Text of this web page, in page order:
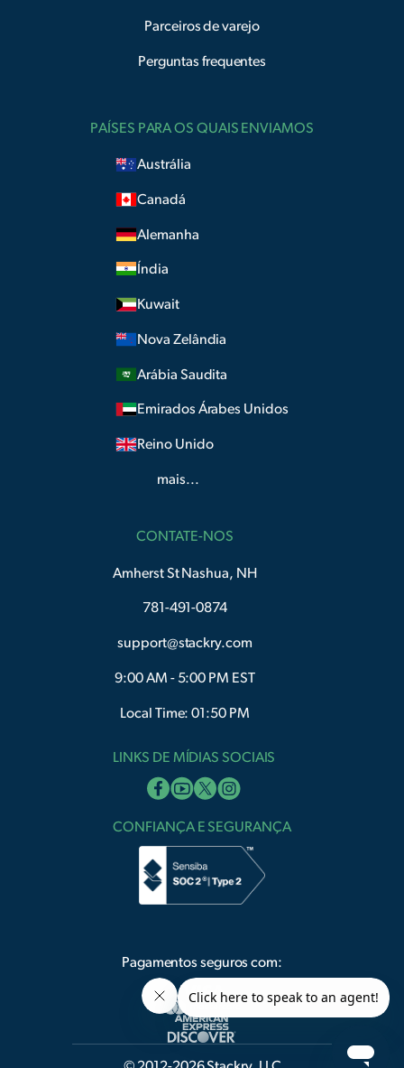
Parceiros de varejo
Perguntas frequentes
PAÍSES PARA OS QUAIS ENVIAMOS
Austrália
Canadá
Alemanha
Índia
Kuwait
Nova Zelândia
Arábia Saudita
Emirados Árabes Unidos
Reino Unido
mais...
CONTATE-NOS
Amherst St Nashua, NH
781-491-0874
support@stackry.com
9:00 AM - 5:00 PM EST
Local Time: 01:50 PM
LINKS DE MÍDIAS SOCIAIS
CONFIANÇA E SEGURANÇA
Pagamentos seguros com: